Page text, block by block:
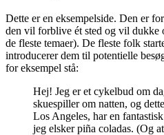
Dette er en eksempelside. Den er
den vil forblive ét sted og vil dukke
de fleste temaer). De fleste folk
introducerer dem til potentielle
for eksempel stå:
Hej! Jeg er et cykelbud om
skuespiller om natten, og
Los Angeles, har en
jeg elsker piña coladas. (Og